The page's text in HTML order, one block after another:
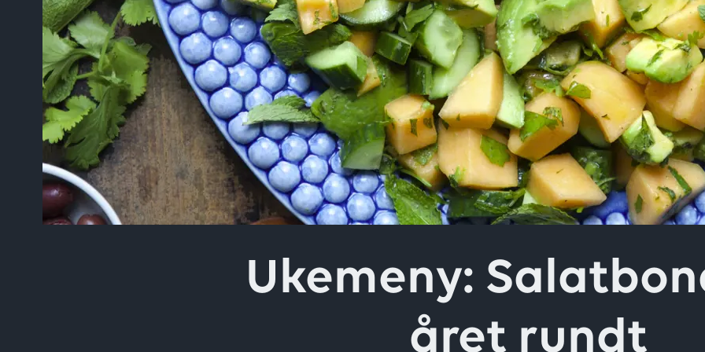
Skriv inn søket i feltet over
Ukemeny:
året rundt